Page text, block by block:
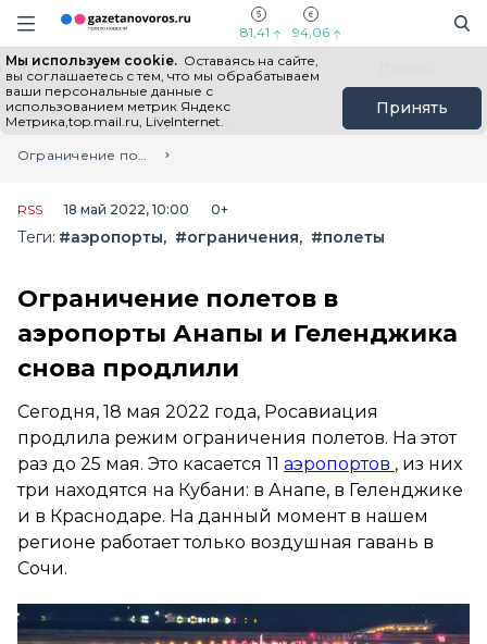
Информационный портал "ГазетаНоворос.ру"
Навигация сайта
81,41 94,06
Мы используем cookie. Оставаясь на сайте,
вы соглашаетесь с тем, что мы обрабатываем
ваши персональные данные с
использованием метрик Яндекс
Метрика,top.mail.ru, LiveInternet.
Принять
Все новости Новости России
Главная
Лента новостей
Ограничение полетов в аэропорты Анапы и Геленджика снова продлили
RSS 18 май 2022, 10:00 0+
Теги: #аэропорты #ограничения #полеты
Ограничение полетов в
аэропорты Анапы и Геленджика
снова продлили
Сегодня, 18 мая 2022 года, Росавиация
продлила режим ограничения полетов. На этот
раз до 25 мая. Это касается 11 аэропортов , из них
три находятся на Кубани: в Анапе, в Геленджике
и в Краснодаре. На данный момент в нашем
регионе работает только воздушная гавань в
Сочи.